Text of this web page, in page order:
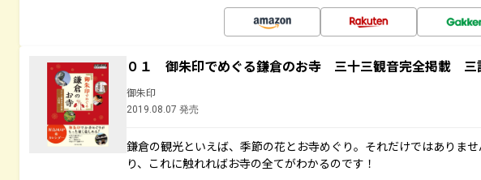
０１ 御朱印でめぐる鎌倉のお寺 三十三観音完全掲載 三
御朱印
2019.08.07 発売
鎌倉の観光といえば、季節の花とお寺めぐり。それだけではありま
り、これに触れればお寺の全てがわかるのです！